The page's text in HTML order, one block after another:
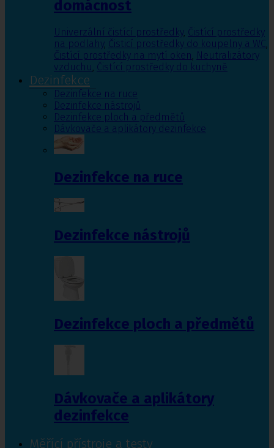
domácnost
Univerzální čistící prostředky, Čistící prostředky
na podlahy, Čisticí prostředky do koupelny a WC,
Čistící prostředky na mytí oken, Neutralizátory
vzduchu, Čistící prostředky do kuchyně
Dezinfekce
Dezinfekce na ruce
Dezinfekce nástrojů
Dezinfekce ploch a předmětů
Dávkovače a aplikátory dezinfekce
Dezinfekce na ruce
Dezinfekce nástrojů
Dezinfekce ploch a předmětů
Dávkovače a aplikátory
dezinfekce
Měřící přístroje a testy